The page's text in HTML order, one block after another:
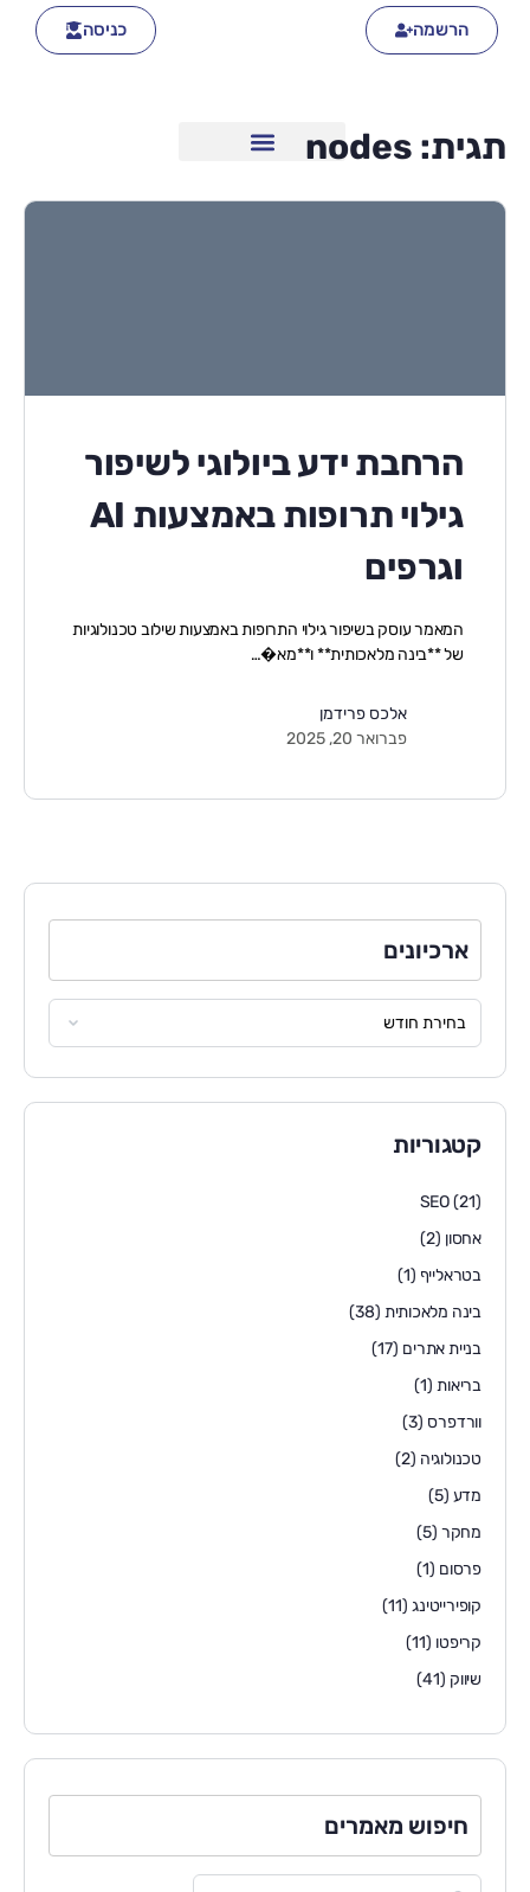
הרשמה כניסה
תגית: nodes
הרחבת ידע ביולוגי לשיפור
גילוי תרופות באמצעות AI
וגרפים
המאמר עוסק בשיפור גילוי התרופות באמצעות שילוב טכנולוגיות
של **בינה מלאכותית** ו**מא�…
אלכס פרידמן
פברואר 20, 2025
ארכיונים
קטגוריות
SEO(21)
אחסון (2)
בטראלייף (1)
בינה מלאכותית (38)
בניית אתרים (17)
בריאות(1)
וורדפרס (3)
טכנולוגיה (2)
מדע (5)
מחקר (5)
פרסום (1)
קופירייטינג(11)
קריפטו (11)
שיווק (41)
חיפוש מאמרים